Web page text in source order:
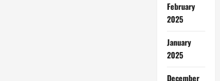
February
2025
January
2025
December